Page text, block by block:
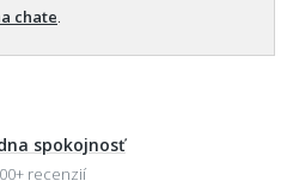
chate
spokojnosť
recenzií